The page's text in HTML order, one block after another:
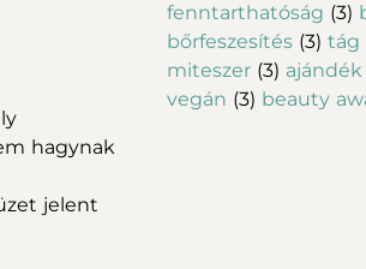
hagynak
jelent
fenntarthatóság (3)
bőrfeszesítés (3) tág
miteszer (3) ajándék
vegán (3) beauty